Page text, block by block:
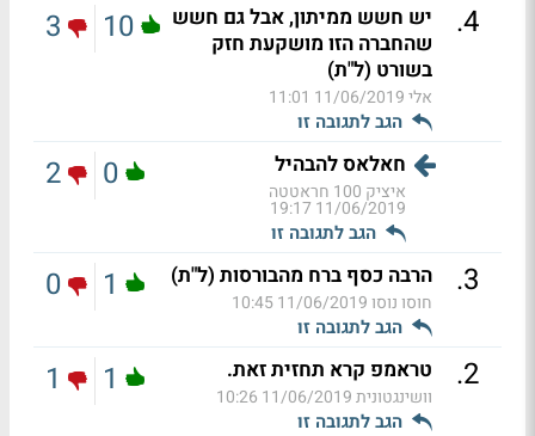
4
.
יש חשש ממיתון, אבל גם חשש
שהחברה הזו מושקעת חזק
בשורט (ל"ת)
אלי11/06/2019 11:01
הגב לתגובה זו
10
3
חאלאס להבהיל
איציק 100 חראטטה
11/06/2019 19:17
הגב לתגובה זו
0
2
3
. הרבה כסף ברח מהבורסות (ל"ת)
חוסו נוסו11/06/2019 10:45
הגב לתגובה זו
1
0
2
. טראמפ קרא תחזית זאת.
וושינגטונית11/06/2019 10:26
הגב לתגובה זו
1
1